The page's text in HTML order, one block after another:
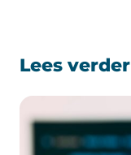
Lees verder